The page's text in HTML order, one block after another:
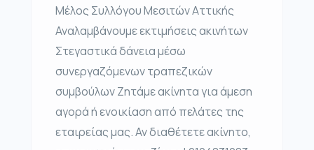
Μέλος Συλλόγου Μεσιτών Αττικής
Αναλαμβάνουμε εκτιμήσεις ακινήτων
Στεγαστικά δάνεια μέσω
συνεργαζόμενων τραπεζικών
συμβούλων Ζητάμε ακίνητα για άμεση
αγορά ή ενοικίαση από πελάτες της
εταιρείας μας. Αν διαθέτετε ακίνητο,